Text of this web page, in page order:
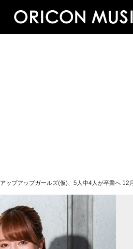
アップアップガールズ(仮)、5人中4人が卒業へ 12